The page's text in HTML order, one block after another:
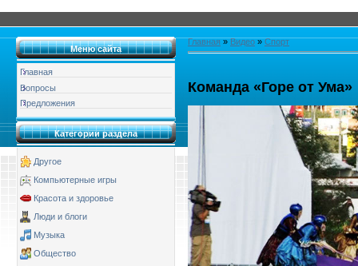
Меню сайта
Главная
Вопросы
Предложения
Категории раздела
Другое
Компьютерные игры
Красота и здоровье
Люди и блоги
Музыка
Общество
Главная » Видео » Спорт
Команда «Горе от Ума»